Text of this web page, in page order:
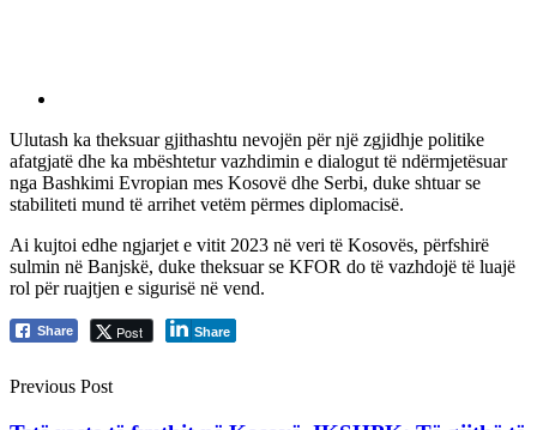
Ulutash ka theksuar gjithashtu nevojën për një zgjidhje politike
afatgjatë dhe ka mbështetur vazhdimin e dialogut të ndërmjetësuar
nga Bashkimi Evropian mes Kosovë dhe Serbi, duke shtuar se
stabiliteti mund të arrihet vetëm përmes diplomacisë.
Ai kujtoi edhe ngjarjet e vitit 2023 në veri të Kosovës, përfshirë
sulmin në Banjskë, duke theksuar se KFOR do të vazhdojë të luajë
rol për ruajtjen e sigurisë në vend.
Share Post Share
Previous Post